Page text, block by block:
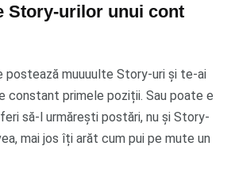
Story-urilor unui cont
postează muuuulte Story-uri și te-ai
constant primele poziții. Sau poate e
să-l urmărești postări, nu și Story-
mai jos îți arăt cum pui pe mute un